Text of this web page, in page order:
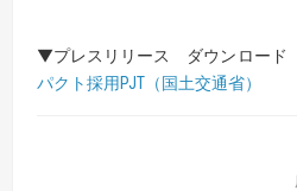
▼プレスリリース ダウンロード
パクト採用PJT（国土交通省）